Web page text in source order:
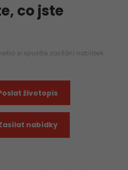
co jste
si spusťte zasílání nabídek
životopis
nabídky